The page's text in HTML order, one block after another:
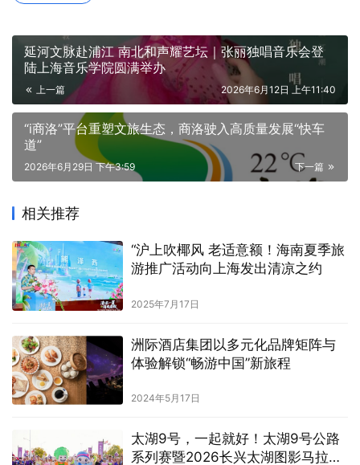
延河文脉赴浦江 南北和声耀艺坛｜张丽独唱音乐会登
陆上海音乐学院圆满举办
上一篇 2026年6月12日 上午11:40
“i商洛”平台重塑文旅生态，商洛驶入高质量发展“快车
道”
下一篇
2026年6月29日 下午3:59
相关推荐
“沪上吹椰风 老适意额！海南夏季旅
游推广活动向上海发出清凉之约
2025年7月17日
洲际酒店集团以多元化品牌矩阵与
体验解锁“畅游中国”新旅程
2024年5月17日
太湖9号，一起就好！太湖9号公路
系列赛暨2026长兴太湖图影马拉松